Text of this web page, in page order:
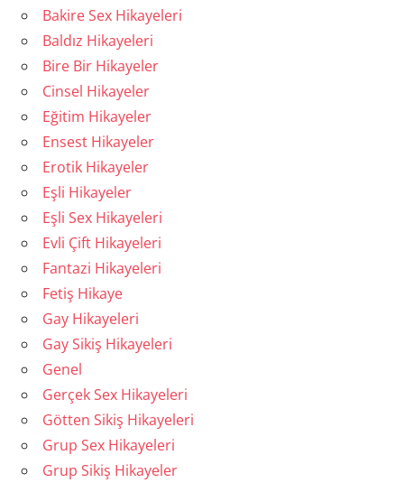
Bakire Sex Hikayeleri
Baldız Hikayeleri
Bire Bir Hikayeler
Cinsel Hikayeler
Eğitim Hikayeler
Ensest Hikayeler
Erotik Hikayeler
Eşli Hikayeler
Eşli Sex Hikayeleri
Evli Çift Hikayeleri
Fantazi Hikayeleri
Fetiş Hikaye
Gay Hikayeleri
Gay Sikiş Hikayeleri
Genel
Gerçek Sex Hikayeleri
Götten Sikiş Hikayeleri
Grup Sex Hikayeleri
Grup Sikiş Hikayeler